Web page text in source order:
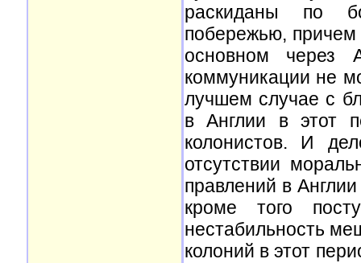
раскиданы по
побережью,
основном через
коммуникации не
лучшем случае с
в Англии в этот
колонистов. И
отсутствии
правлений в
кроме того
нестабильность
колоний в этот